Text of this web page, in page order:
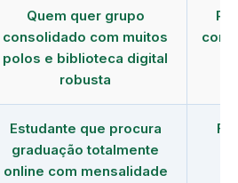
Quem quer grupo
consolidado com muitos
polos e biblioteca digital
robusta
com
Estudante que procura
graduação totalmente
online com mensalidade